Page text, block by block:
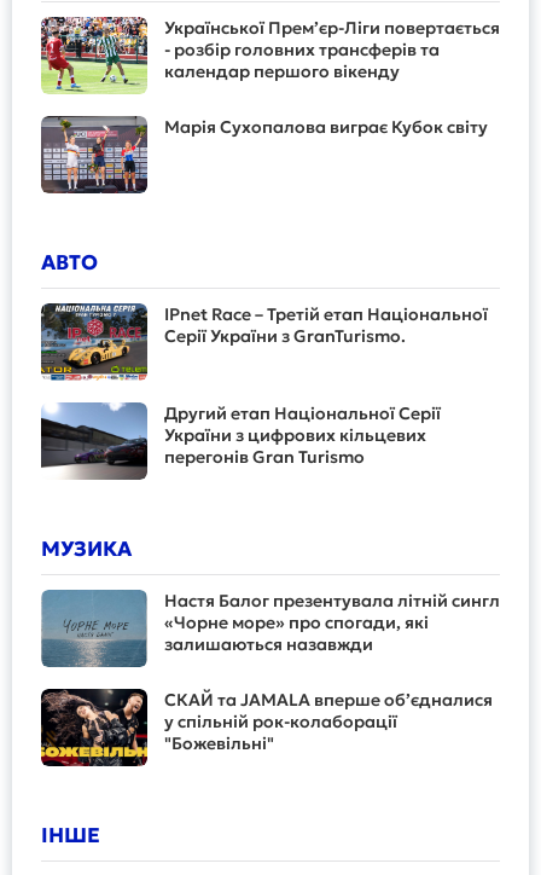
Української Прем’єр-Ліги повертається
- розбір головних трансферів та
календар першого вікенду
Марія Сухопалова виграє Кубок світу
АВТО
IPnet Race – Третій етап Національної
Серії України з GranTurismo.
Другий етап Національної Серії
України з цифрових кільцевих
перегонів Gran Turismo
МУЗИКА
Настя Балог презентувала літній сингл
«Чорне море» про спогади, які
залишаються назавжди
СКАЙ та JAMALA вперше об’єдналися
у спільній рок-колаборації
"Божевільні"
ІНШЕ